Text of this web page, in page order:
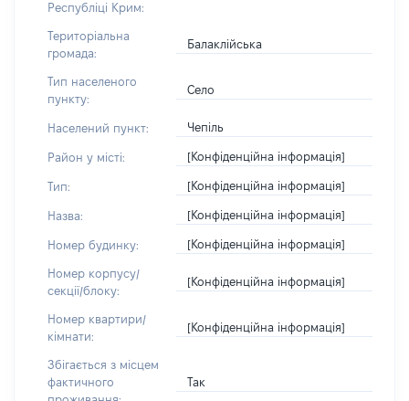
Республіці Крим:
Територіальна
громада:
Балаклійська
Тип населеного
пункту:
Село
Населений пункт: Чепіль
Район у місті: [Конфіденційна інформація]
Тип: [Конфіденційна інформація]
Назва: [Конфіденційна інформація]
Номер будинку: [Конфіденційна інформація]
Номер корпусу/
секції/блоку:
[Конфіденційна інформація]
Номер квартири/
кімнати:
[Конфіденційна інформація]
Збігається з місцем
фактичного
Так